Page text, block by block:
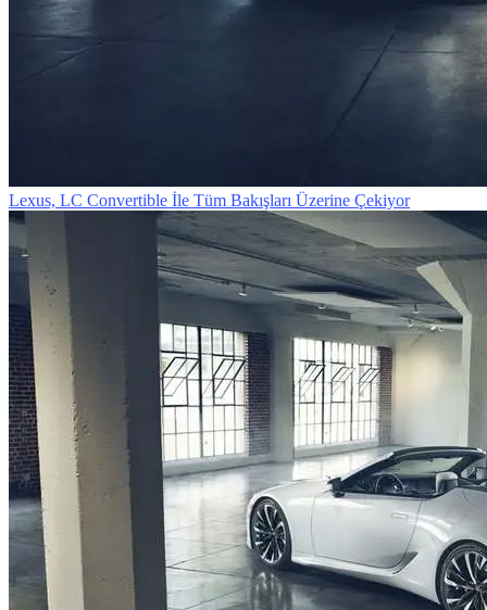
Lexus, LC Convertible İle Tüm Bakışları Üzerine Çekiyor